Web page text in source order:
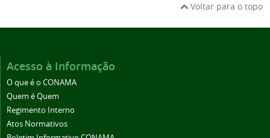
Voltar para o topo
Acesso à Informação
O que é o CONAMA
Quem é Quem
Regimento Interno
Atos Normativos